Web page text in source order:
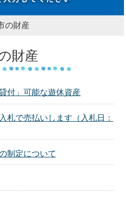
の財産
財産
付」可能な遊休資産
札で売払いします（入札日：
制定について